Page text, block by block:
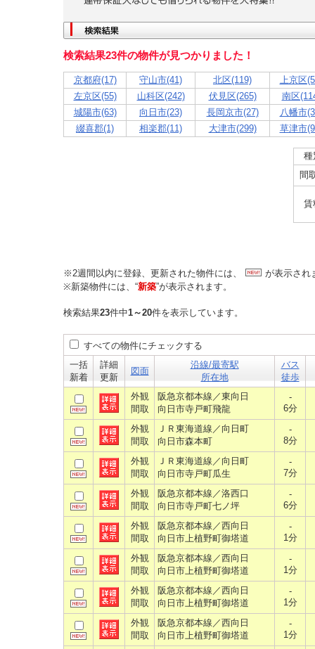
検索結果23件の物件が見つかりました！
京都府(17) 守山市(41) 北区(119)
上京区
左京区(55)
山科区(242) 伏見区(265)
南区
城陽市(63)
向日市(23) 長岡京市(27)
八幡市
綴喜郡(1)
相楽郡(11) 大津市(299) 草津市
種
間
賃
※2週間以内に登録、更新された物件には、
が表示され
※新築物件には、“新築”が表示されます。
検索結果23件中1～20件を表示しています。
すべての物件にチェックする
一括
新着
詳細
更新
図面
沿線/最寄駅
所在地
バス
徒歩
外観
間取
阪急京都本線／東向日
向日市寺戸町飛龍
-
6分
外観
間取
ＪＲ東海道線／向日町
向日市森本町
-
8分
外観
間取
ＪＲ東海道線／向日町
向日市寺戸町瓜生
-
7分
外観
間取
阪急京都本線／洛西口
向日市寺戸町七ノ坪
-
6分
外観
間取
阪急京都本線／西向日
向日市上植野町御塔道
-
1分
外観
間取
阪急京都本線／西向日
向日市上植野町御塔道
-
1分
外観
間取
阪急京都本線／西向日
向日市上植野町御塔道
-
1分
外観
間取
阪急京都本線／西向日
向日市上植野町御塔道
-
1分